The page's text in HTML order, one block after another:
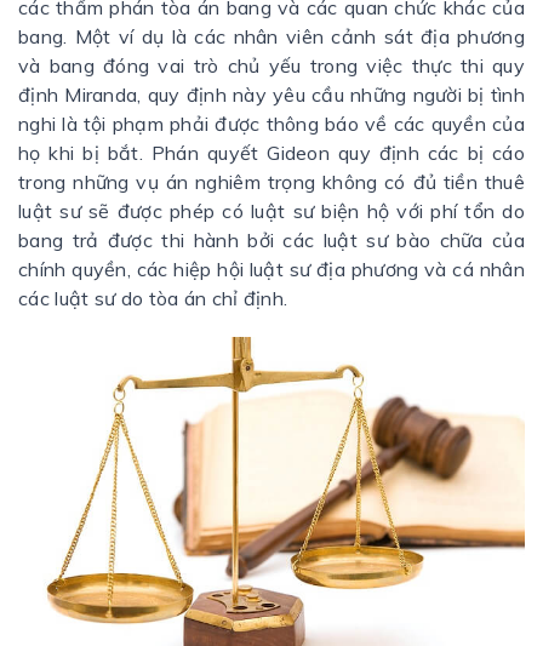
các thẩm phán tòa án bang và các quan chức khác của
bang. Một ví dụ là các nhân viên cảnh sát địa phương
và bang đóng vai trò chủ yếu trong việc thực thi quy
định Miranda, quy định này yêu cầu những người bị tình
nghi là tội phạm phải được thông báo về các quyền của
họ khi bị bắt. Phán quyết Gideon quy định các bị cáo
trong những vụ án nghiêm trọng không có đủ tiền thuê
luật sư sẽ được phép có luật sư biện hộ với phí tổn do
bang trả được thi hành bởi các luật sư bào chữa của
chính quyền, các hiệp hội luật sư địa phương và cá nhân
các luật sư do tòa án chỉ định.